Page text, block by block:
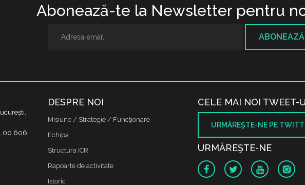
Abonează-te la Newsletter pentru
00 606
DESPRE NOI
Misiune / Strategie / Funcţionare
Echipa
Structura ICR
Rapoarte de activitate
Istoric
CELE MAI NOI TWEET-
URMĂREŞTE-NE PE
URMĂREŞTE-NE